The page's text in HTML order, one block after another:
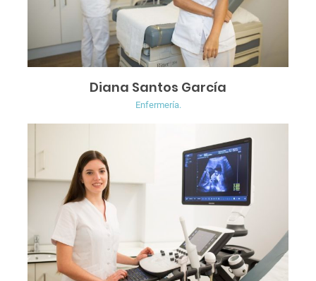
Diana Santos García
Enfermería.